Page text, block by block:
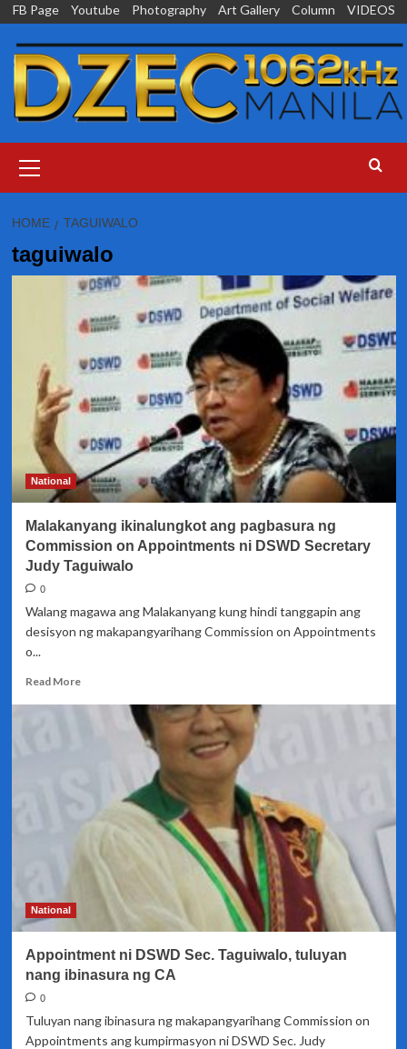
Skip
content
FB Page Youtube Photography Art Gallery Column VIDEOS
Menu
HOME TAGUIWALO
taguiwalo
National
Malakanyang ikinalungkot ang pagbasura ng
Commission on Appointments ni DSWD Secretary
Judy Taguiwalo
0
Walang magawa ang Malakanyang kung hindi tanggapin ang
desisyon ng makapangyarihang Commission on Appointments
o...
Read MoreRead
Malakanyang
Commission
DSWD
Secretary
National
Appointment ni DSWD Sec. Taguiwalo, tuluyan
nang ibinasura ng CA
0
Tuluyan nang ibinasura ng makapangyarihang Commission on
Appointments ang kumpirmasyon ni DSWD Sec. Judy